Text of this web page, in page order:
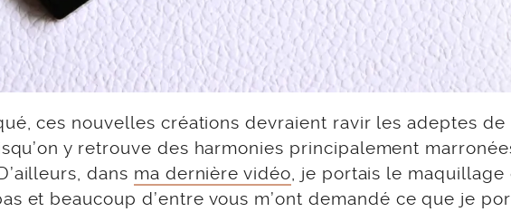
ces nouvelles créations devraient ravir les adeptes de
y retrouve des harmonies principalement
dans ma dernière vidéo , je portais le
et beaucoup d’entre vous m’ont demandé ce que je